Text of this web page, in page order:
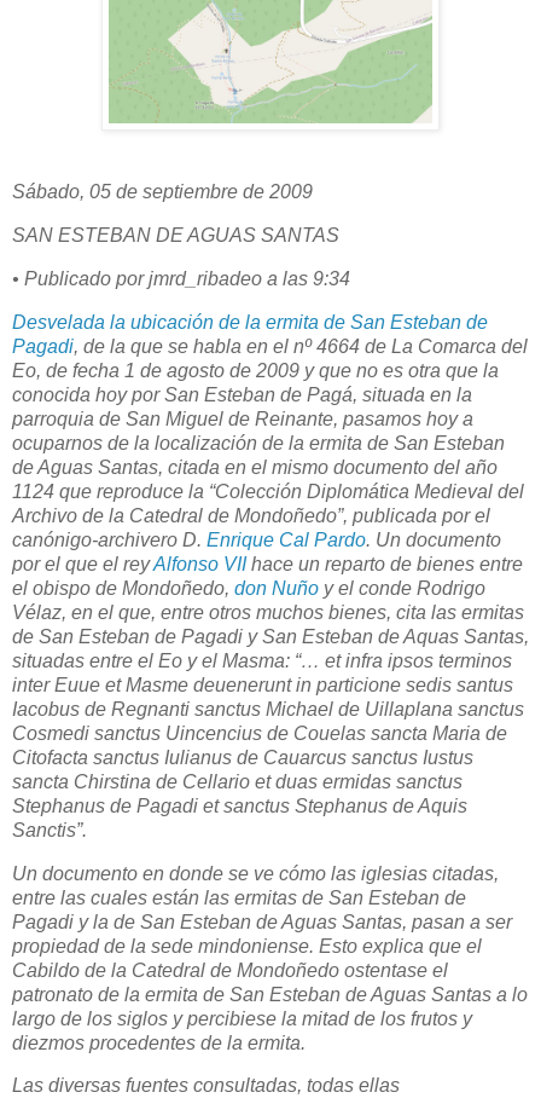
Sábado, 05 de septiembre de 2009
SAN ESTEBAN DE AGUAS SANTAS
• Publicado por jmrd_ribadeo a las 9:34
Desvelada la ubicación de la ermita de San Esteban de
Pagadi, de la que se habla en el nº 4664 de La Comarca del
Eo, de fecha 1 de agosto de 2009 y que no es otra que la
conocida hoy por San Esteban de Pagá, situada en la
parroquia de San Miguel de Reinante, pasamos hoy a
ocuparnos de la localización de la ermita de San Esteban
de Aguas Santas, citada en el mismo documento del año
1124 que reproduce la “Colección Diplomática Medieval del
Archivo de la Catedral de Mondoñedo”, publicada por el
canónigo-archivero D. Enrique Cal Pardo. Un documento
por el que el reyAlfonso VIIhace un reparto de bienes entre
el obispo de Mondoñedo, don Nuño y el conde Rodrigo
Vélaz, en el que, entre otros muchos bienes, cita las ermitas
de San Esteban de Pagadi y San Esteban de Aquas Santas,
situadas entre el Eo y el Masma: “… et infra ipsos terminos
inter Euue et Masme deuenerunt in particione sedis santus
Iacobus de Regnanti sanctus Michael de Uillaplana sanctus
Cosmedi sanctus Uincencius de Couelas sancta Maria de
Citofacta sanctus Iulianus de Cauarcus sanctus Iustus
sancta Chirstina de Cellario et duas ermidas sanctus
Stephanus de Pagadi et sanctus Stephanus de Aquis
Sanctis”.
Un documento en donde se ve cómo las iglesias citadas,
entre las cuales están las ermitas de San Esteban de
Pagadi y la de San Esteban de Aguas Santas, pasan a ser
propiedad de la sede mindoniense. Esto explica que el
Cabildo de la Catedral de Mondoñedo ostentase el
patronato de la ermita de San Esteban de Aguas Santas a lo
largo de los siglos y percibiese la mitad de los frutos y
diezmos procedentes de la ermita.
Las diversas fuentes consultadas, todas ellas